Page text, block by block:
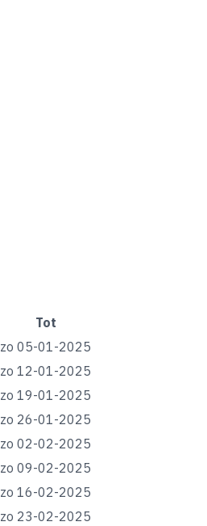
Tot
zo 05-01-2025
zo 12-01-2025
zo 19-01-2025
zo 26-01-2025
zo 02-02-2025
zo 09-02-2025
zo 16-02-2025
zo 23-02-2025